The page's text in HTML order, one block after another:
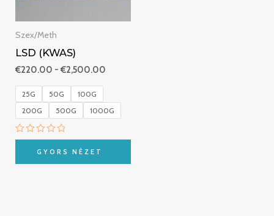
Szex/Meth
LSD (KWAS)
€220.00 - €2,500.00
25G 50G
100G
200G
500G 1000G
Értékelés:
5
GYORS NÉZET